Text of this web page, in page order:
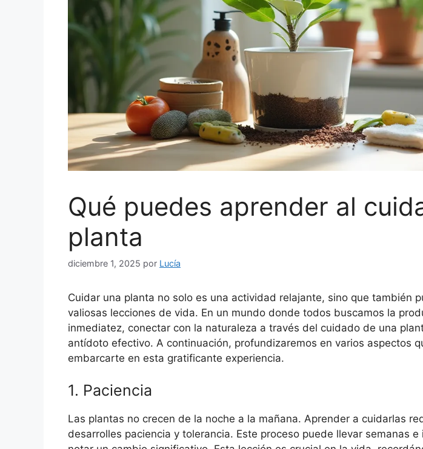
Qué puedes aprender al
planta
diciembre 1, 2025 por Lucía
Cuidar una planta no solo es una actividad relajante, sino que también
valiosas lecciones de vida. En un mundo donde todos buscamos la
inmediatez, conectar con la naturaleza a través del cuidado de una
antídoto efectivo. A continuación, profundizaremos en varios aspectos
embarcarte en esta gratificante experiencia.
1. Paciencia
Las plantas no crecen de la noche a la mañana. Aprender a cuidarlas
desarrolles paciencia y tolerancia. Este proceso puede llevar semanas e